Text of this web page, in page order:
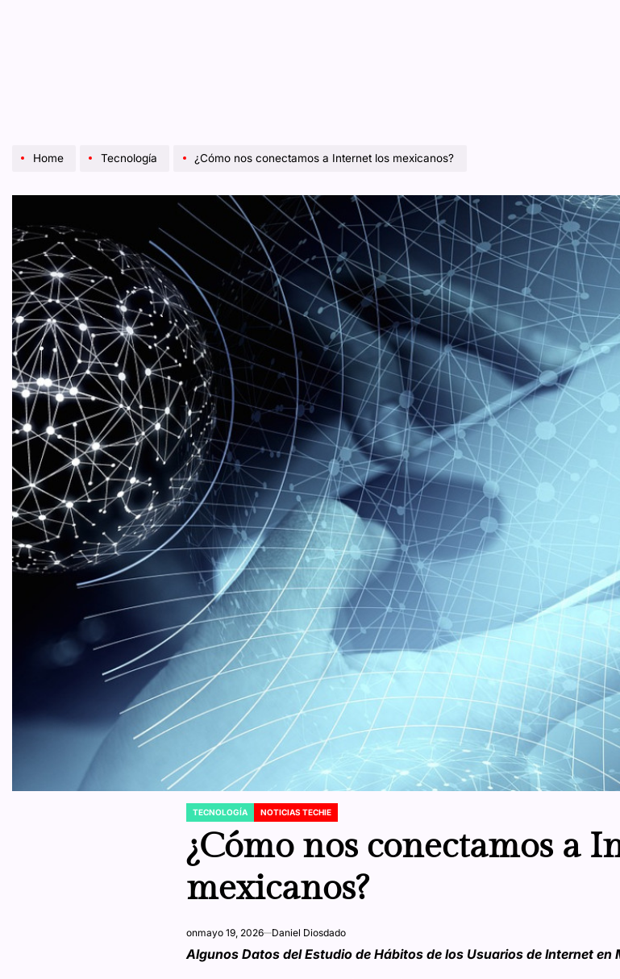
Home Tecnología ¿Cómo nos conectamos a Internet los mexicanos?
POSTED
TECNOLOGÍA NOTICIAS TECHIE
¿Cómo nos conectamos a
mexicanos?
onmayo 19, 2026 Daniel Diosdado
Algunos Datos del Estudio de Hábitos de los Usuarios de Internet en